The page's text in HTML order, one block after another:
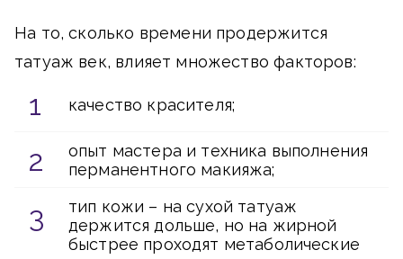
На то, сколько времени продержится
татуаж век, влияет множество факторов:
качество красителя;
опыт мастера и техника выполнения
перманентного макияжа;
тип кожи – на сухой татуаж
держится дольше, но на жирной
быстрее проходят метаболические